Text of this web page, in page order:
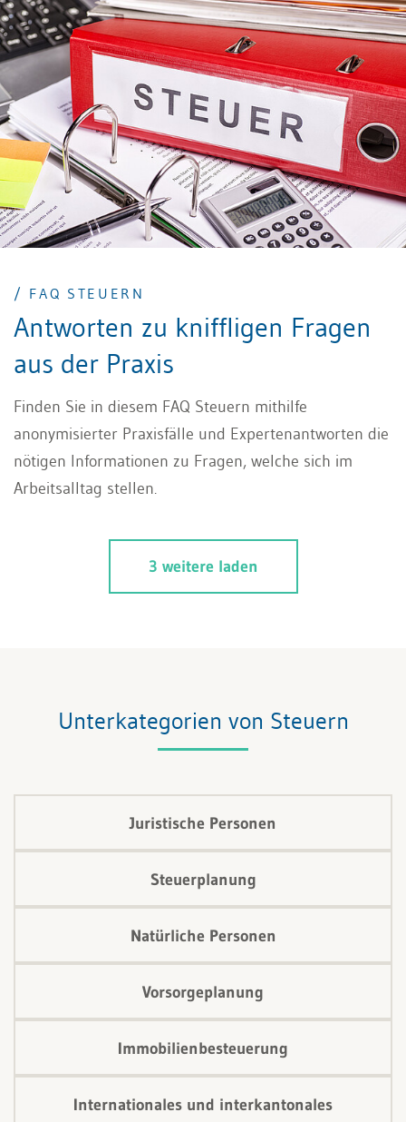
Wachstum ausmachen. Ein genauer Überblick über
die relevanten Kennzahlen Unternehmen im
Steuerbereich ist daher unerlässlich, um einerseits
rechtliche Vorgaben einzuhalten und andererseits
betriebswirtschaftliche Entscheidungen fundiert zu
treffen sowie potenzielle Risiken frühzeitig zu
erkennen.
/ FAQ STEUERN
Antworten zu kniffligen Fragen
aus der Praxis
Finden Sie in diesem FAQ Steuern mithilfe
anonymisierter Praxisfälle und Expertenantworten die
nötigen Informationen zu Fragen, welche sich im
Arbeitsalltag stellen.
3 weitere laden
Unterkategorien von Steuern
Juristische Personen
Steuerplanung
Natürliche Personen
Vorsorgeplanung
Immobilienbesteuerung
Internationales und interkantonales